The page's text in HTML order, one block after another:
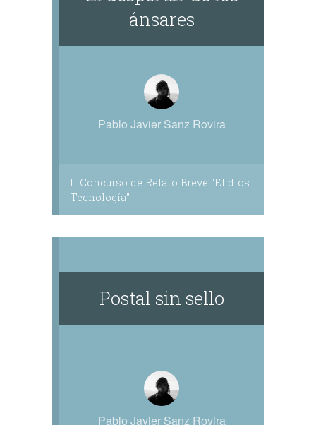
ánsares
Pablo Javier Sanz Rovira
II Concurso de Relato Breve "El dios
Tecnología"
Postal sin sello
Pablo Javier Sanz Rovira